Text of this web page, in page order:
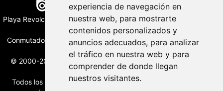
experiencia de navegación en
nuestra web, para mostrarte
contenidos personalizados y
anuncios adecuados, para analizar
el tráfico en nuestra web y para
comprender de donde llegan
nuestros visitantes.
Playa Revolcadero 222 Col. Reforma Iztaccihuatl Norte C.P. 08810
CIUDAD DE MEXICO
Conmutador CIUDAD DE MEXICO (+52) 555 740 4476, 555 740
© 2000-2026 BURO DE MERCADOTECNIA DEL CENTRO, S.A.
Todos los derechos reservados
Todos los nombres, marcas, logotipos, productos e imagenes